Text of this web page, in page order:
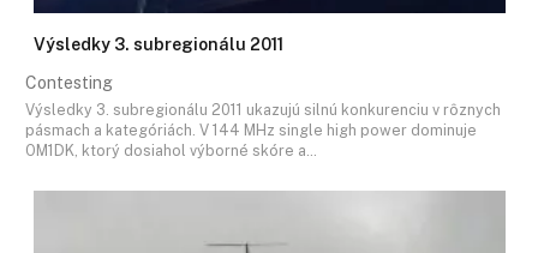
Výsledky 3. subregionálu 2011
Contesting
Výsledky 3. subregionálu 2011 ukazujú silnú konkurenciu v rôznych
pásmach a kategóriách. V 144 MHz single high power dominuje
OM1DK, ktorý dosiahol výborné skóre a…